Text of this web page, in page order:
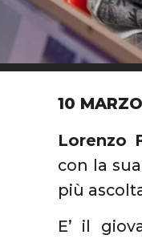
10
Lorenzo
con la sua
più
E’ il